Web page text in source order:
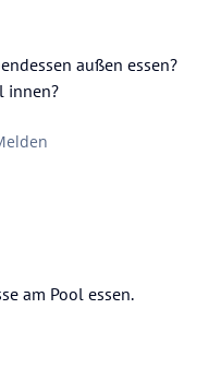
außen essen?
am Pool essen.